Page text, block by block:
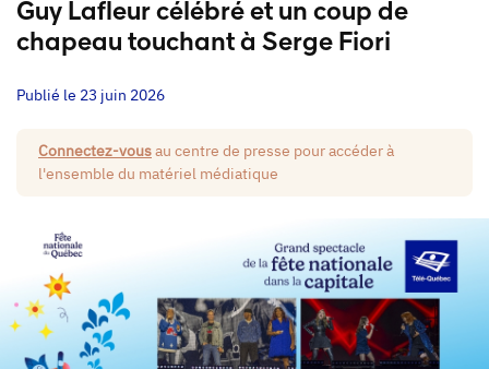
Guy Lafleur célébré et un coup de
chapeau touchant à Serge Fiori
Publié le 23 juin 2026
Connectez-vousau centre de presse pour accéder à
l'ensemble du matériel médiatique